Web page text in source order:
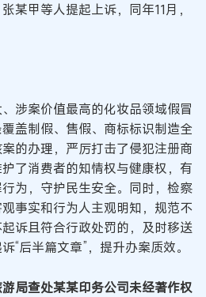
某甲等人提起上诉，同年11月，
涉案价值最高的化妆品领域假冒
盖制假、售假、商标标识制造全
的办理，严厉打击了侵犯注册商
了消费者的知情权与健康权，有
为，守护民生安全。同时，检察
事实和行为人主观明知，规范不
诉且符合行政处罚的，及时移送
“后半篇文章”，提升办案质效。
局查处某某印务公司未经著作权